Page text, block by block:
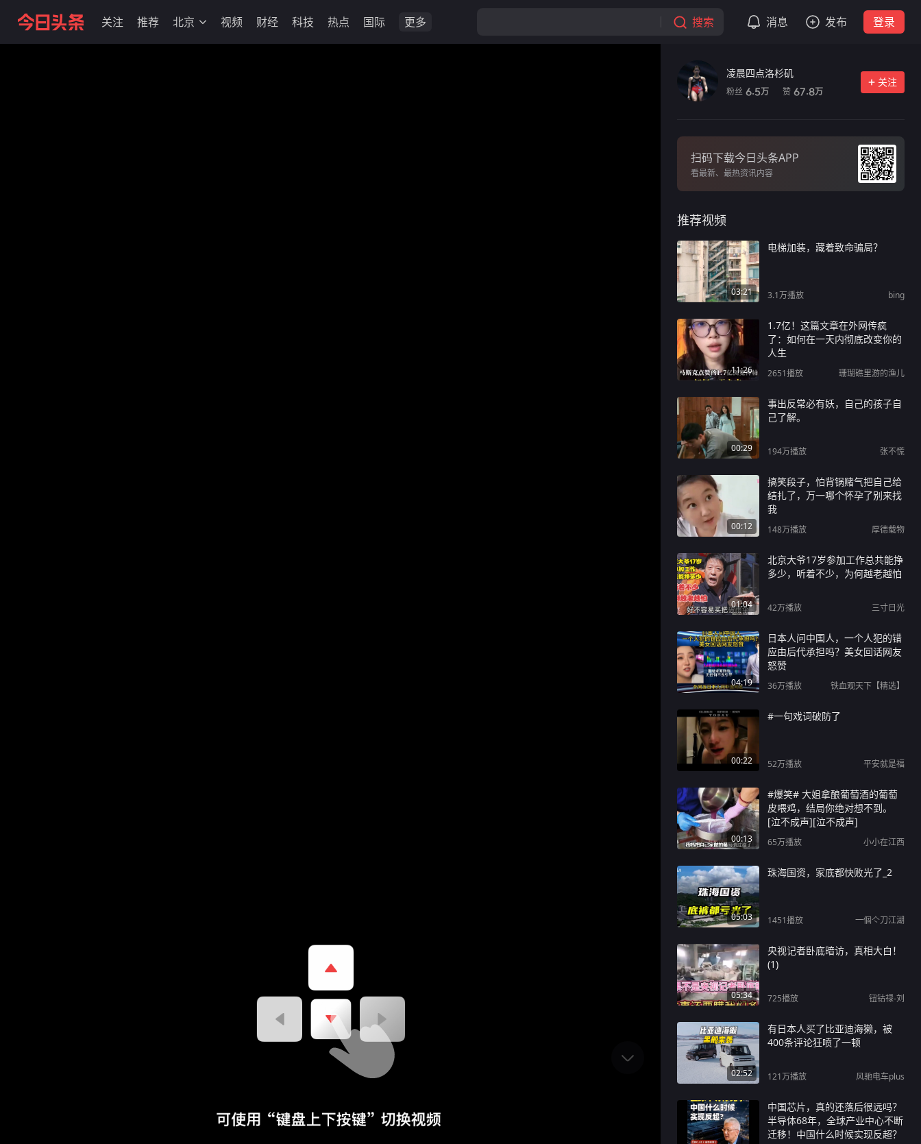
关注 推荐 北京 视频 财经 科技 热点 国际 更多 搜索 消息 发布 登录
凌晨四点洛杉矶
粉丝 6.5万 赞 67.8万
关注
扫码下载今日头条APP
看最新、最热资讯内容
推荐视频
03:21
电梯加装，藏着致命骗局？
3.1万播放 bing
11:26
1.7亿！这篇文章在外网传疯
了：如何在一天内彻底改变你的
人生
2651播放 珊瑚礁里游的渔儿
00:29
事出反常必有妖，自己的孩子自
己了解。
194万播放 张不慌
00:12
搞笑段子，怕背锅赌气把自己给
结扎了，万一哪个怀孕了别来找
我
148万播放 厚德载物
01:04
北京大爷17岁参加工作总共能挣
多少，听着不少，为何越老越怕
42万播放 三寸日光
04:19
日本人问中国人，一个人犯的错
应由后代承担吗？美女回话网友
怒赞
36万播放 铁血观天下【精选】
00:22
#一句戏词破防了
52万播放 平安就是福
00:13
#爆笑# 大姐拿酿葡萄酒的葡萄
皮喂鸡，结局你绝对想不到。
[泣不成声][泣不成声]
65万播放 小小在江西
05:03
珠海国资，家底都快败光了_2
1451播放 一個亽刀江湖
05:34
央视记者卧底暗访，真相大白！
(1)
725播放 钮钴禄-刘
02:52
有日本人买了比亚迪海獭，被
400条评论狂喷了一顿
121万播放 风驰电车plus
中国芯片，真的还落后很远吗？
半导体68年，全球产业中心不断
迁移！中国什么时候实现反超？